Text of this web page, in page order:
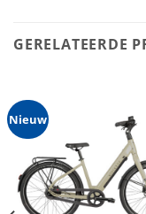
GERELATEERDE
Nieuw